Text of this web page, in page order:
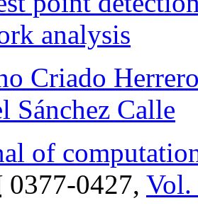
analysis
Criado
Sánchez Calle
of
0377-0427, Vol.